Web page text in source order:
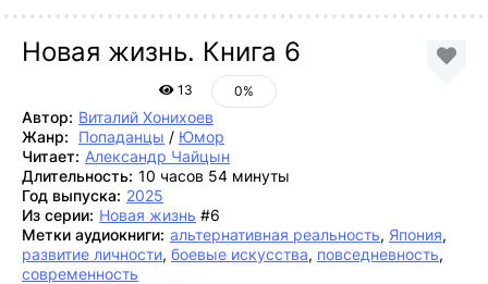
Новая жизнь. Книга 6
13 0%
Автор: Виталий Хонихоев
Жанр:
Попаданцы / Юмор
Читает: Александр Чайцын
Длительность: 10 часов 54 минуты
Год выпуска: 2025
Из серии: Новая жизнь #6
Метки аудиокниги: альтернативная реальность, Япония,
развитие личности, боевые искусства, повседневность,
современность